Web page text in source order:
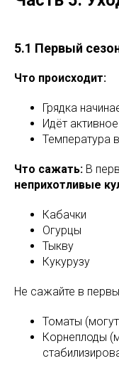
5.1 Первый
Что происходит:
Грядка
Идёт
Температура
Что сажать: В
неприхотливые
Кабачки
Огурцы
Тыкву
Кукурузу
Не сажайте в
Томаты
Корнеплоды